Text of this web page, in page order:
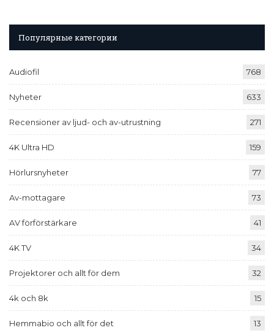
Популярные категории
Audiofil 768
Nyheter 633
Recensioner av ljud- och av-utrustning 271
4K Ultra HD 159
Hörlursnyheter 77
Av-mottagare 73
AV förförstärkare 41
4K TV 34
Projektorer och allt för dem 32
4k och 8k 15
Hemmabio och allt för det 13